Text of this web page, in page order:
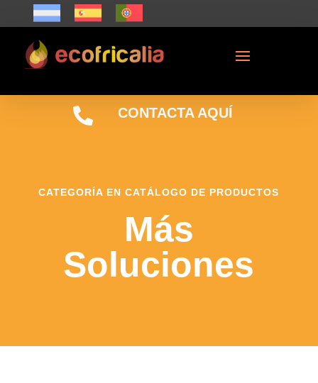
 CONTACTA AQUÍ
CATEGORÍA EN CATÁLOGO DE PRODUCTOS
Más
Soluciones